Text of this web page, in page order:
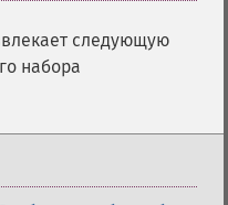
следующую
набора